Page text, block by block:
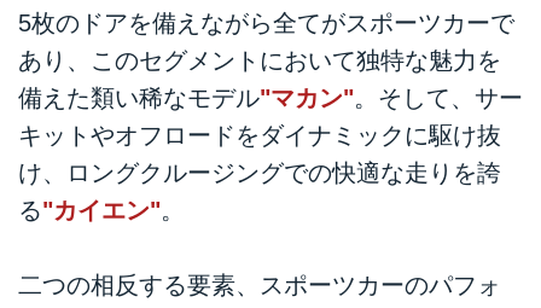
5枚のドアを備えながら全てがスポーツカーで
あり、このセグメントにおいて独特な魅力を
備えた類い稀なモデル"マカン"。そして、サー
キットやオフロードをダイナミックに駆け抜
け、ロングクルージングでの快適な走りを誇
る"カイエン"。
二つの相反する要素、スポーツカーのパフォ